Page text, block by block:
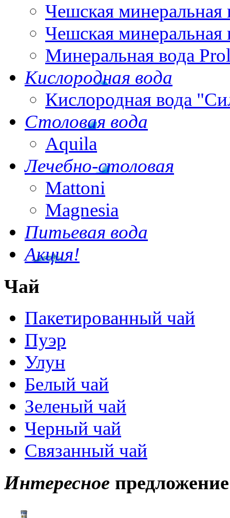
Чешская минеральная
Чешская минеральная
Минеральная вода
Кислородная вода
Кислородная вода
Столовая вода
Aquila
Лечебно-столовая
Mattoni
Magnesia
Питьевая вода
Акция!
Чай
Пакетированный чай
Пуэр
Улун
Белый чай
Зеленый чай
Черный чай
Связанный чай
Интересное предложение